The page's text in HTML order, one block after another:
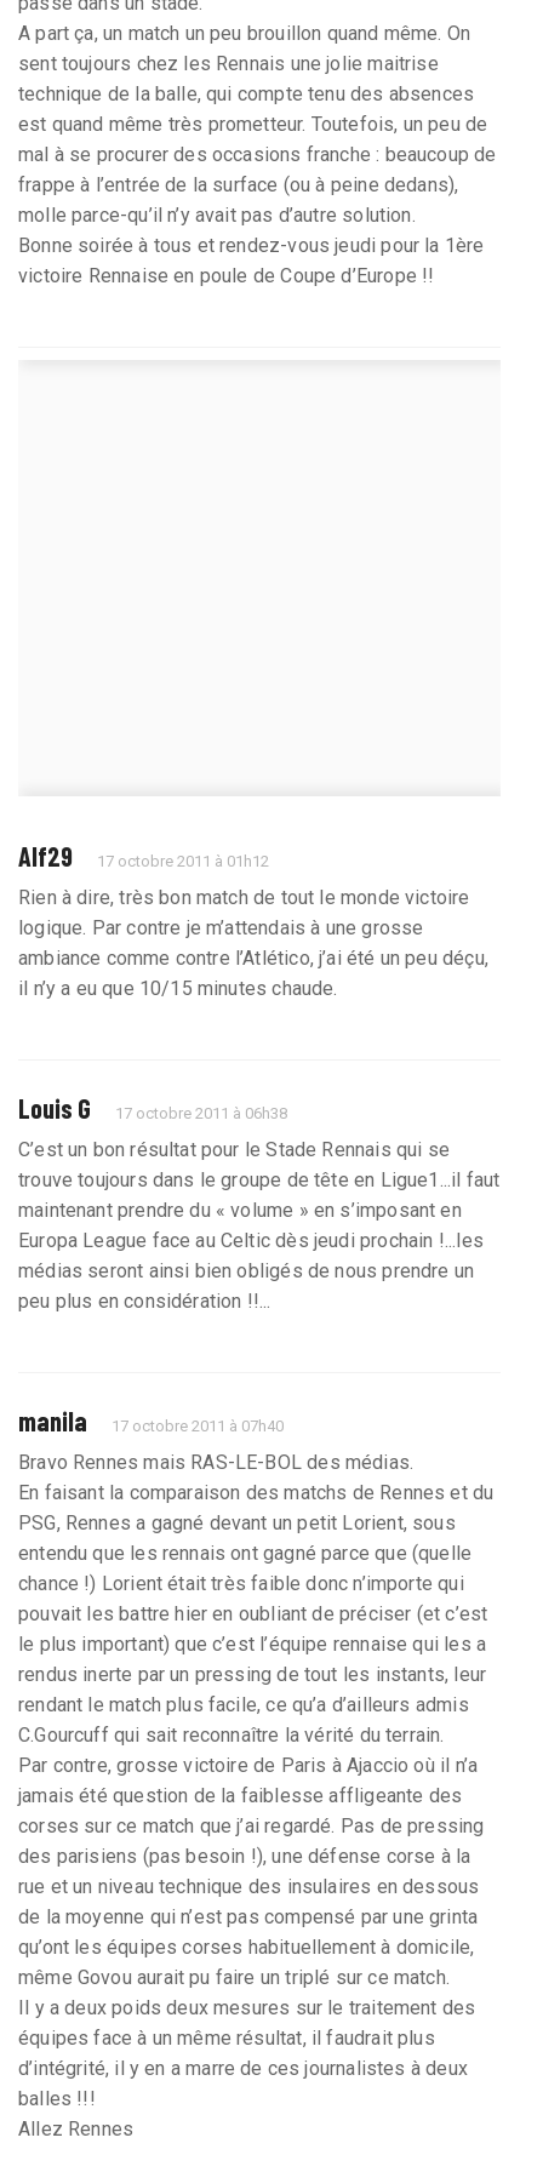
A part ça, un match un peu brouillon quand même. On
sent toujours chez les Rennais une jolie maitrise
technique de la balle, qui compte tenu des absences
est quand même très prometteur. Toutefois, un peu de
mal à se procurer des occasions franche : beaucoup de
frappe à l’entrée de la surface (ou à peine dedans),
molle parce-qu’il n’y avait pas d’autre solution.
Bonne soirée à tous et rendez-vous jeudi pour la 1ère
victoire Rennaise en poule de Coupe d’Europe !!
Alf29 17 octobre 2011 à 01h12
Rien à dire, très bon match de tout le monde victoire
logique. Par contre je m’attendais à une grosse
ambiance comme contre l’Atlético, j’ai été un peu déçu,
il n’y a eu que 10/15 minutes chaude.
Louis G 17 octobre 2011 à 06h38
C’est un bon résultat pour le Stade Rennais qui se
trouve toujours dans le groupe de tête en Ligue1...il faut
maintenant prendre du « volume » en s’imposant en
Europa League face au Celtic dès jeudi prochain !...les
médias seront ainsi bien obligés de nous prendre un
peu plus en considération !!...
manila 17 octobre 2011 à 07h40
Bravo Rennes mais RAS-LE-BOL des médias.
En faisant la comparaison des matchs de Rennes et du
PSG, Rennes a gagné devant un petit Lorient, sous
entendu que les rennais ont gagné parce que (quelle
chance !) Lorient était très faible donc n’importe qui
pouvait les battre hier en oubliant de préciser (et c’est
le plus important) que c’est l’équipe rennaise qui les a
rendus inerte par un pressing de tout les instants, leur
rendant le match plus facile, ce qu’a d’ailleurs admis
C.Gourcuff qui sait reconnaître la vérité du terrain.
Par contre, grosse victoire de Paris à Ajaccio où il n’a
jamais été question de la faiblesse affligeante des
corses sur ce match que j’ai regardé. Pas de pressing
des parisiens (pas besoin !), une défense corse à la
rue et un niveau technique des insulaires en dessous
de la moyenne qui n’est pas compensé par une grinta
qu’ont les équipes corses habituellement à domicile,
même Govou aurait pu faire un triplé sur ce match.
Il y a deux poids deux mesures sur le traitement des
équipes face à un même résultat, il faudrait plus
d’intégrité, il y en a marre de ces journalistes à deux
balles !!!
Allez Rennes